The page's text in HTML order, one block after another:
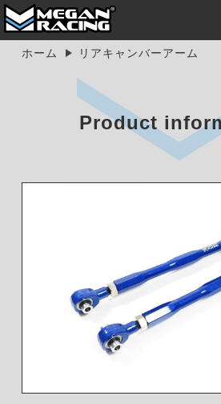
ホーム リアキャンバーアーム
Product